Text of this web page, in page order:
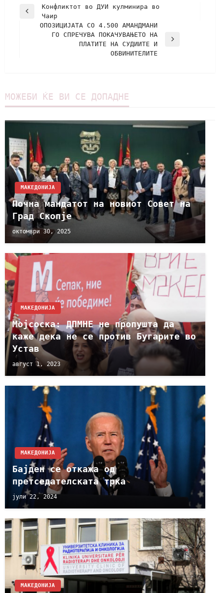
Конфликтот во ДУИ кулминира во
Чаир
ОПОЗИЦИЈАТА СО 4.500 АМАНДМАНИ
ГО СПРЕЧУВА ПОКАЧУВАЊЕТО НА
ПЛАТИТЕ НА СУДИИТЕ И
ОБВИНИТЕЛИТЕ
МОЖЕБИ ЌЕ ВИ СЕ ДОПАДНЕ
МАКЕДОНИЈА
Почна мандатот на новиот Совет на
Град Скопје
октомври 30, 2025
МАКЕДОНИЈА
Мојсоска: ДПМНЕ не пропушта да
каже дека не се против Бугарите во
Устав
август 1, 2023
МАКЕДОНИЈА
Бајден се откажа од
претседателската трка
јули 22, 2024
МАКЕДОНИЈА